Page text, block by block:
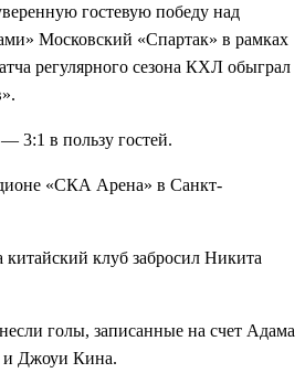
гостевую победу над
Московский «Спартак» в рамках
регулярного сезона КХЛ обыграл
3:1 в пользу гостей.
«СКА Арена» в Санкт-
клуб забросил Никита
голы, записанные на счет Адама
и Джоуи Кина.